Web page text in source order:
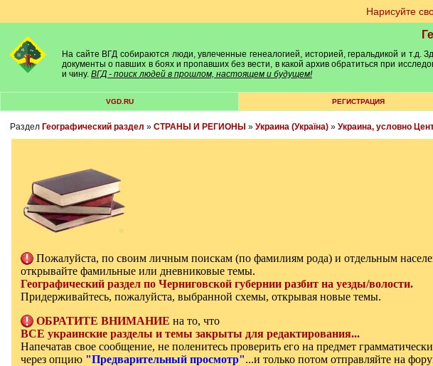
Нарисуйте
На сайте ВГД собираются люди, увлеченные генеалогией, историей, геральдикой и т.д.
документы о павших в боях и пропавших без вести, в какой архив обратиться при
и чину. ВГД - поиск людей в прошлом, настоящем и будущем!
VGD.RU РЕГИСТРАЦИЯ
Раздел Географический раздел » СТРАНЫ И РЕГИОНЫ » Украина (Україна)» Украина, условно
Пожалуйста, по своим личным поискам (по фамилиям рода) и отдельным
открывайте фамильные или дневниковые темы.
Географический раздел по Черниговской губернии разбит на уезды/волости.
Придерживайтесь, пожалуйста, выбранной схемы, открывая новые темы.
ОБРАТИТЕ ВНИМАНИЕ на то, что
ВСЕ украинские разделы и темы закрыты для редактирования...
Напечатав свое сообщение, не поленитесь проверить его на предмет
через опцию "Предварительный просмотр"...и только потом отправляйте на